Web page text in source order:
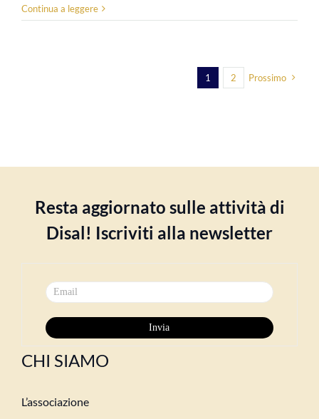
Continua a leggere
1 2 Prossimo
Resta aggiornato sulle attività di
Disal! Iscriviti alla newsletter
CHI SIAMO
L’associazione